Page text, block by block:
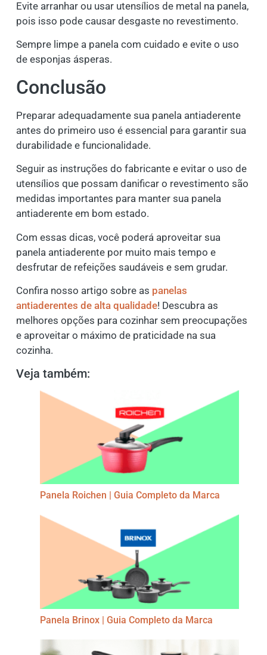
Evite arranhar ou usar utensílios de metal na panela,
pois isso pode causar desgaste no revestimento.
Sempre limpe a panela com cuidado e evite o uso
de esponjas ásperas.
Conclusão
Preparar adequadamente sua panela antiaderente
antes do primeiro uso é essencial para garantir sua
durabilidade e funcionalidade.
Seguir as instruções do fabricante e evitar o uso de
utensílios que possam danificar o revestimento são
medidas importantes para manter sua panela
antiaderente em bom estado.
Com essas dicas, você poderá aproveitar sua
panela antiaderente por muito mais tempo e
desfrutar de refeições saudáveis ​​e sem grudar.
Confira nosso artigo sobre as panelas
antiaderentes de alta qualidade! Descubra as
melhores opções para cozinhar sem preocupações
e aproveitar o máximo de praticidade na sua
cozinha.
Veja também:
Panela Roichen | Guia Completo da Marca
Panela Brinox | Guia Completo da Marca